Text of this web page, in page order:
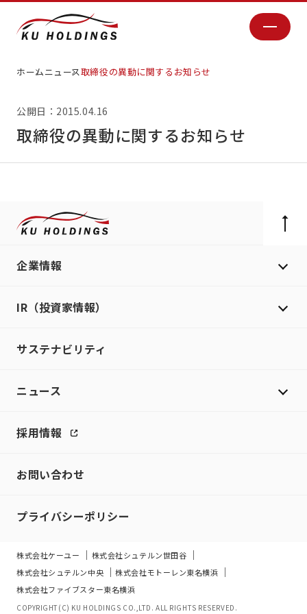
ホームニュース取締役の異動に関するお知らせ
公開日：2015.04.16
取締役の異動に関するお知らせ
企業情報
IR（投資家情報）
サステナビリティ
ニュース
採用情報
お問い合わせ
プライバシーポリシー
株式会社ケーユー
株式会社シュテルン世田谷
株式会社シュテルン中央
株式会社モトーレン東名横浜
株式会社ファイブスター東名横浜
COPYRIGHT(C) KU HOLDINGS CO.,LTD. ALL RIGHTS RESERVED.